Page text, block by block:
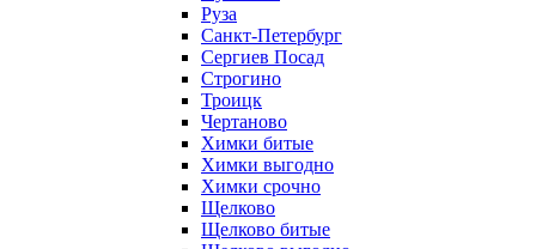
Руза
Санкт-Петербург
Сергиев Посад
Строгино
Троицк
Чертаново
Химки битые
Химки выгодно
Химки срочно
Щелково
Щелково битые